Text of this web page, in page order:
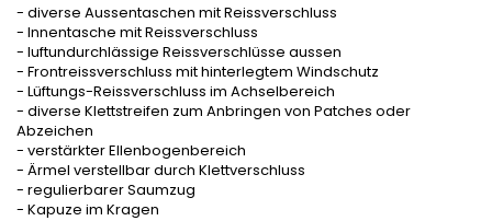
- diverse Aussentaschen mit Reissverschluss
- Innentasche mit Reissverschluss
- luftundurchlässige Reissverschlüsse aussen
- Frontreissverschluss mit hinterlegtem Windschutz
- Lüftungs-Reissverschluss im Achselbereich
- diverse Klettstreifen zum Anbringen von Patches oder
Abzeichen
- verstärkter Ellenbogenbereich
- Ärmel verstellbar durch Klettverschluss
- regulierbarer Saumzug
- Kapuze im Kragen